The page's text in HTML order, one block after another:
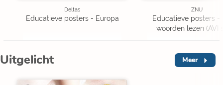
Deltas
Educatieve posters - Europa
ZNU
Educatieve posters -
woorden lezen (AVI
Uitgelicht Meer